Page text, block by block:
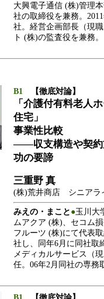
大興電子通信 (株)管理
社の取締役を兼務。
社。経営企画部長（現
ト (株)の監査役を兼務。
B1 【徹底対論】
「介護付有料老人
住宅」
事業性比較
――収支構造や契約
功の要諦
三重野 真
(株)荒井商店 シニアラ
みえの・まこと ●玉川大
ムアクア (株)、セコム
フルーツ (株)にて代表
社し、同年6月に同社取
メディカルサービス（
任。06年2月同社の専務